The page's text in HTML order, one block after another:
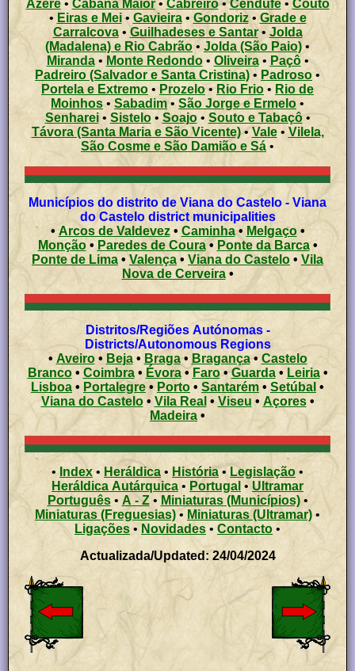
Ázere• Cabana Maior• Cabreiro•Cendufe• Couto
• Eiras e Mei• Gavieira• Gondoriz•Grade e
Carralcova• Guilhadeses e Santar•Jolda
(Madalena) e Rio Cabrão • Jolda (São Paio) •
Miranda• Monte Redondo• Oliveira• Paçô•
Padreiro (Salvador e Santa Cristina)• Padroso •
Portela e Extremo• Prozelo• Rio Frio • Rio de
Moinhos• Sabadim•São Jorge e Ermelo •
Senharei• Sistelo•Soajo• Souto e Tabaçô•
Távora (Santa Maria e São Vicente)•Vale• Vilela,
São Cosme e São Damião e Sá •
Municípios do distrito de Viana do Castelo - Viana
do Castelo district municipalities
• Arcos de Valdevez• Caminha• Melgaço•
Monção• Paredes de Coura• Ponte da Barca•
Ponte de Lima • Valença • Viana do Castelo • Vila
Nova de Cerveira•
Distritos/Regiões Autónomas -
Districts/Autonomous Regions
• Aveiro• Beja• Braga• Bragança• Castelo
Branco• Coimbra• Évora• Faro•Guarda• Leiria•
Lisboa • Portalegre • Porto • Santarém • Setúbal •
Viana do Castelo• Vila Real • Viseu • Açores •
Madeira •
• Index• Heráldica • História • Legislação •
Heráldica Autárquica • Portugal • Ultramar
Português• A - Z• Miniaturas (Municípios)•
Miniaturas (Freguesias)• Miniaturas (Ultramar) •
Ligações •Novidades • Contacto •
Actualizada/Updated: 24/04/2024